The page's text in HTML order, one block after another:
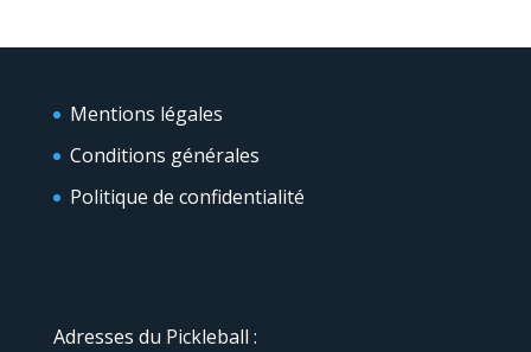
Mentions légales
Conditions générales
Politique de confidentialité
Adresses du Pickleball :